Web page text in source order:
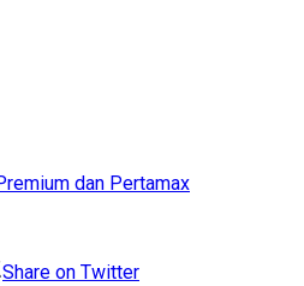
dan Pertamax
Share on Twitter